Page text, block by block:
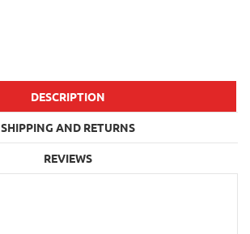
DESCRIPTION
SHIPPING AND RETURNS
REVIEWS